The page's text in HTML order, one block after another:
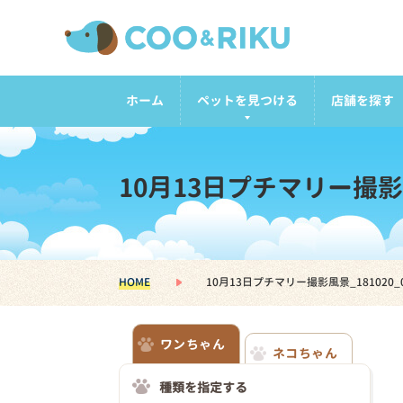
ホーム ペットを見つける 店舗を探す
10月13日プチマリー撮
HOME 10月13日プチマリー撮影風景
ワンちゃん
ネコちゃん
種類を指定する